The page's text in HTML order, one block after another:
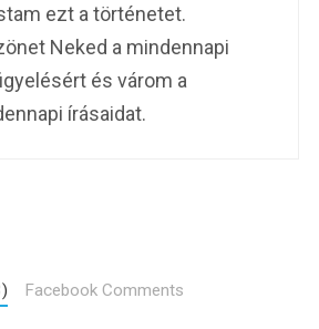
ezt a történetet.
Neked a mindennapi
és várom a
írásaidat.
Facebook Comments